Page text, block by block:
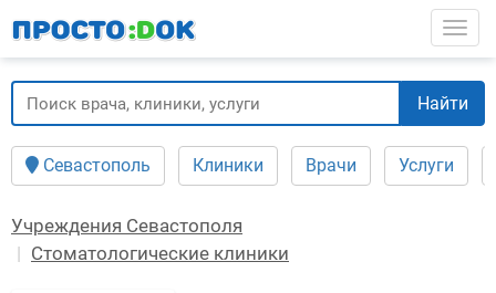
содержанию
Найти
Севастополь Клиники Врачи Услуги
Учреждения Севастополя
Стоматологические клиники